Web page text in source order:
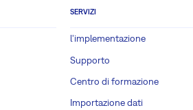
SERVIZI
l'implementazione
Supporto
Centro di formazione
Importazione dati